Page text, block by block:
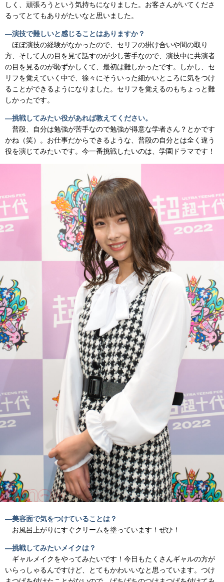
しく、頑張ろうという気持ちになりました。お客さんがいてくださ
るってとてもありがたいなと思いました。
―演技で難しいと感じることはありますか？
ほぼ演技の経験がなかったので、セリフの掛け合いや間の取り
方、そして人の目を見て話すのが少し苦手なので、演技中に共演者
の目を見るのが恥ずかしくて、最初は難しかったです。しかし、セ
リフを覚えていく中で、徐々にそういった細かいところに気をつけ
ることができるようになりました。セリフを覚えるのもちょっと難
しかったです。
―挑戦してみたい役があれば教えてください。
普段、自分は勉強が苦手なので勉強が得意な学者さん？とかです
かね（笑）。お仕事だからできるような、普段の自分とは全く違う
役を演じてみたいです。今一番挑戦したいのは、学園ドラマです！
―美容面で気をつけていることは？
お風呂上がりにすぐクリームを塗っています！ぜひ！
―挑戦してみたいメイクは？
ギャルメイクをやってみたいです！今日もたくさんギャルの方が
いらっしゃるんですけど、とてもかわいいなと思っています。つけ